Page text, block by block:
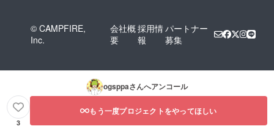
© CAMPFIRE,
Inc.
会社概
要
採用情
報
パートナー
募集
ogsppaさんへアンコール
3
もう一度プロジェクトをやってほしい